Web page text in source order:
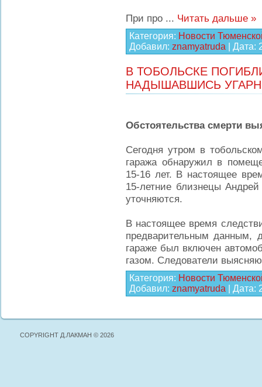
При про ... Читать дальше »
Категория: Новости
Добавил: znamyatruda | Дата:
В ТОБОЛЬСКЕ
НАДЫШАВШИСЬ
Обстоятельства смерти
Сегодня утром в
гаража обнаружил в
15-16 лет. В настоящее
15-летние близнецы
уточняются.
В настоящее время
предварительным данным,
гараже был включен
газом. Следователи
Категория: Новости
Добавил: znamyatruda | Дата:
COPYRIGHT Д.ЛАКМАН © 2026